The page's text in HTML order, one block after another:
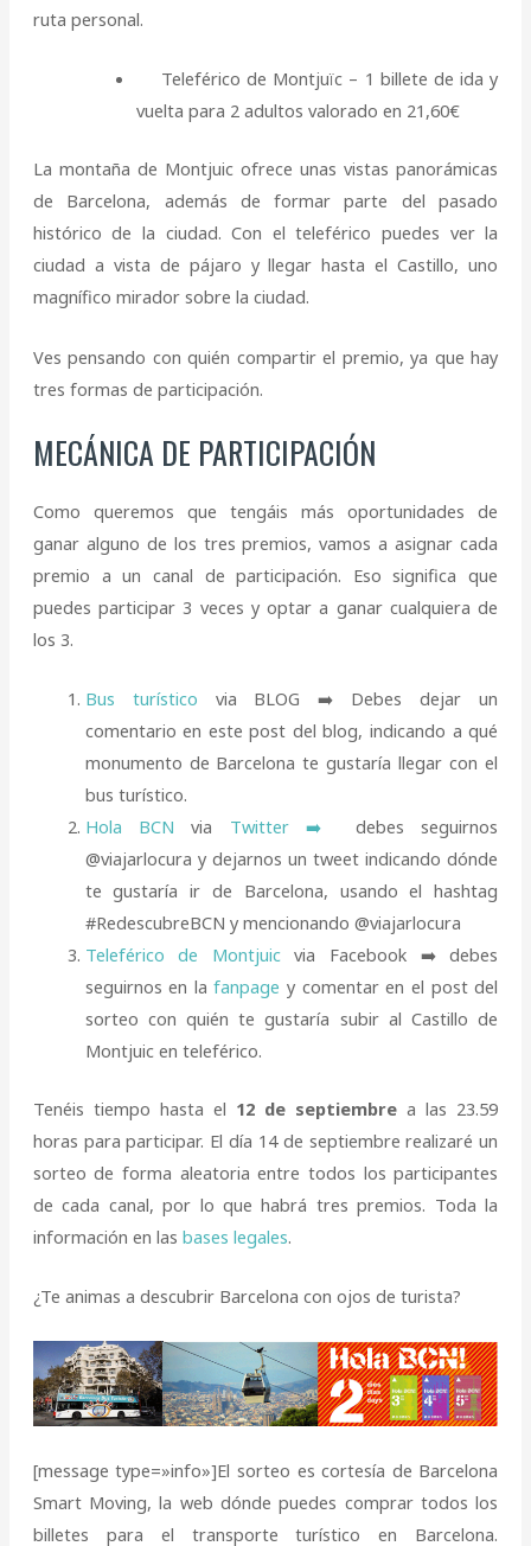
ruta personal.
Teleférico de Montjuïc – 1 billete de ida y
vuelta para 2 adultos valorado en 21,60€
La montaña de Montjuic ofrece unas vistas panorámicas
de Barcelona, además de formar parte del pasado
histórico de la ciudad. Con el teleférico puedes ver la
ciudad a vista de pájaro y llegar hasta el Castillo, uno
magnífico mirador sobre la ciudad.
Ves pensando con quién compartir el premio, ya que hay
tres formas de participación.
MECÁNICA DE PARTICIPACIÓN
Como queremos que tengáis más oportunidades de
ganar alguno de los tres premios, vamos a asignar cada
premio a un canal de participación. Eso significa que
puedes participar 3 veces y optar a ganar cualquiera de
los 3.
Bus turístico via BLOG ➡️ Debes dejar un
comentario en este post del blog, indicando a qué
monumento de Barcelona te gustaría llegar con el
bus turístico.
Hola BCN via Twitter ➡️ debes seguirnos
@viajarlocura y dejarnos un tweet indicando dónde
te gustaría ir de Barcelona, usando el hashtag
#RedescubreBCN y mencionando @viajarlocura
Teleférico de Montjuicvia Facebook ➡️ debes
seguirnos en lafanpage y comentar en el post del
sorteo con quién te gustaría subir al Castillo de
Montjuic en teleférico.
Tenéis tiempo hasta el 12 de septiembre a las 23.59
horas para participar. El día 14 de septiembre realizaré un
sorteo de forma aleatoria entre todos los participantes
de cada canal, por lo que habrá tres premios. Toda la
información en las bases legales.
¿Te animas a descubrir Barcelona con ojos de turista?
[message type=»info»]El sorteo es cortesía de Barcelona
Smart Moving, la web dónde puedes comprar todos los
billetes para el transporte turístico en Barcelona.